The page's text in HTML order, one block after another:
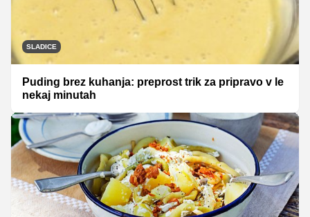
SLADICE
Puding brez kuhanja: preprost trik za pripravo v le
nekaj minutah